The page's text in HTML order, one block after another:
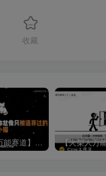
收藏
【火柴人万能赛道】火柴人心理学插画讲解视频丨扣子工作流智能体搭建coze工作流